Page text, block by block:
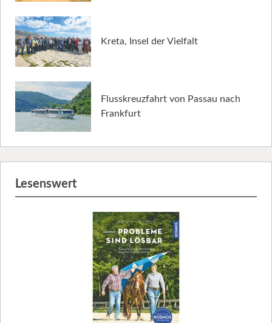
Kreta, Insel der Vielfalt
Flusskreuzfahrt von Passau nach
Frankfurt
Lesenswert